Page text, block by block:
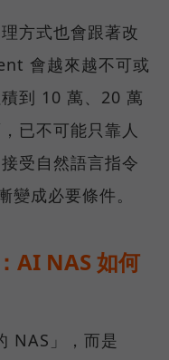
方式也會跟著改
會越來越不可或
到 10 萬、20 萬
已不可能只靠人
受自然語言指令
成必要條件。
AI NAS 如何
NAS」，而是